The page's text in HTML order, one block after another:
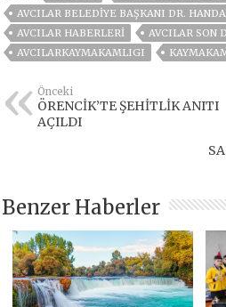
AVCILAR BELEDIYE BAŞKANI DR.
AVCILAR HABERLERI
AVCILAR SON
AVCILARKAYMAKAMLIGI
Önceki
ÖRENCİK’TE ŞEHİTLİK ANITI
AÇILDI
Benzer Haberler